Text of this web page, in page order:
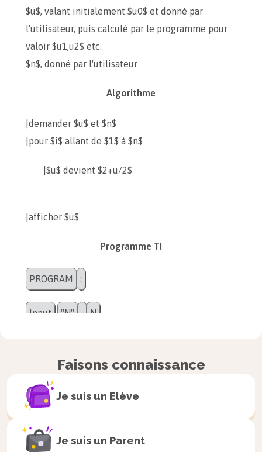
$u$, valant initialement $u0$ et donné par
l'utilisateur, puis calculé par le programme pour
valoir $u1,u2$ etc.
$n$, donné par l'utilisateur
Algorithme
|demander $u$ et $n$
|pour $i$ allant de $1$ à $n$
|$u$ devient $2+u/2$
|afficher $u$
Programme TI
PROGRAM :
Input "N" , N
(I,1,N)
(U)
End
Faisons connaissance
Je suis un Elève
Je suis un Parent